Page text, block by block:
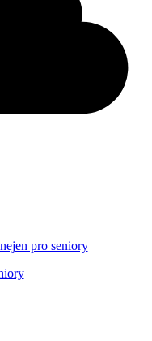
pro seniory